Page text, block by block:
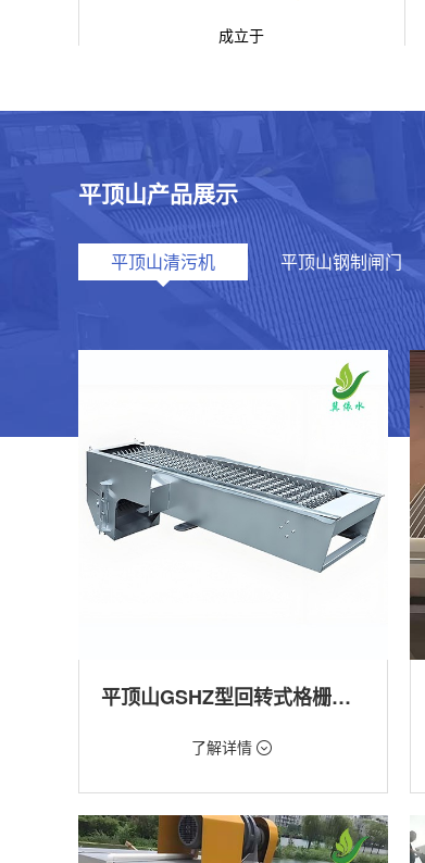
成立于
平顶山产品展示
平顶山清污机 平顶山钢制闸门
平顶山GSHZ型回转式格栅除污机
价格：1.08万/台
机,回转式清污机
用途：泵站,污水处理,水电站,自来水厂,渠道,水
产养殖,化工,纺织,给排水工程
了解详情